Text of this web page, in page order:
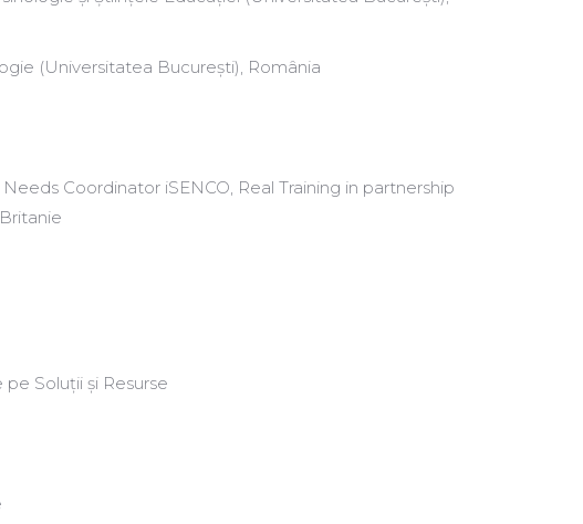
(Universitatea București), România
Coordinator iSENCO, Real Training in partnership
Soluţii și Resurse